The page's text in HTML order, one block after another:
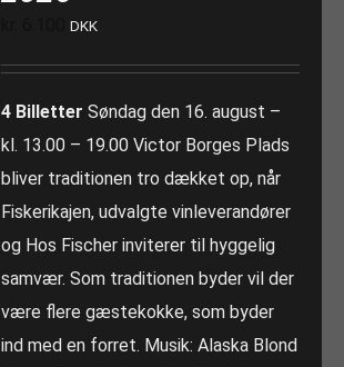
DKK
4 Billetter Søndag den 16. august –
kl. 13.00 – 19.00 Victor Borges Plads
bliver traditionen tro dækket op, når
Fiskerikajen, udvalgte vinleverandører
og Hos Fischer inviterer til hyggelig
samvær. Som traditionen byder vil der
være flere gæstekokke, som byder
ind med en forret. Musik: Alaska Blond